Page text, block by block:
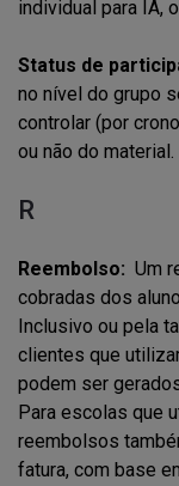
individual para IA,
Status de
no nível do grupo
controlar (por
ou não do material.
R
Reembolso: Um
cobradas dos
Inclusivo ou pela
clientes que
podem ser
Para escolas que
reembolsos
fatura, com base